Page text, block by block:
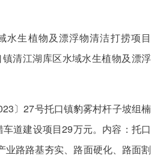
水生植物及漂浮物清洁打捞项目
清江湖库区水域水生植物及漂浮
〕27号托口镇豹雾村杆子坡组楠
道建设项目29万元。内容：托口
业路路基夯实、路面硬化、路面割